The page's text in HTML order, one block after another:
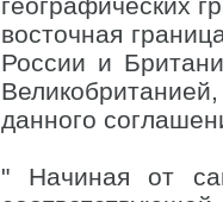
восточная
России и
данного
" Начиная от